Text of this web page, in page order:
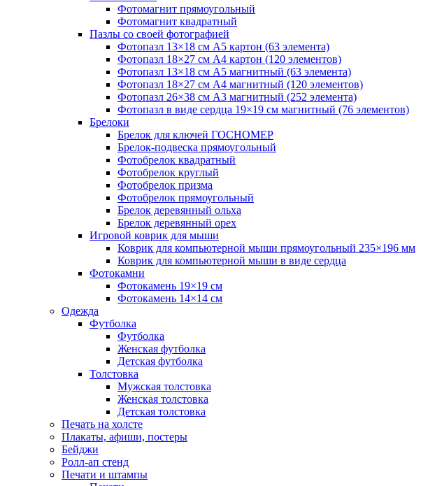
Фотомагнит прямоугольный
Фотомагнит квадратный
Пазлы со своей фотографией
Фотопазл 13×18 см А5 картон (63 элемента)
Фотопазл 18×27 см А4 картон (120 элементов)
Фотопазл 13×18 см А5 магнитный (63 элемента)
Фотопазл 18×27 см А4 магнитный (120 элементов)
Фотопазл 26×38 см А3 магнитный (252 элемента)
Фотопазл в виде сердца 19×19 см магнитный (76 элементов)
Брелоки
Брелок для ключей ГОСНОМЕР
Брелок-подвеска прямоугольный
Фотобрелок квадратный
Фотобрелок круглый
Фотобрелок призма
Фотобрелок прямоугольный
Брелок деревянный ольха
Брелок деревянный орех
Игровой коврик для мыши
Коврик для компьютерной мыши прямоугольный 235×196 мм
Коврик для компьютерной мыши в виде сердца
Фотокамни
Фотокамень 19×19 см
Фотокамень 14×14 см
Одежда
Футболка
Футболка
Женская футболка
Детская футболка
Толстовка
Мужская толстовка
Женская толстовка
Детская толстовка
Печать на холсте
Плакаты, афиши, постеры
Бейджи
Ролл-ап стенд
Печати и штампы